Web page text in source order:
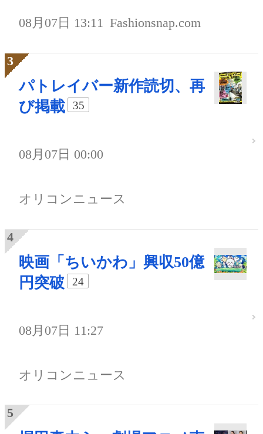
08月07日 13:11 Fashionsnap.com
パトレイバー新作読切、再
び掲載
35
08月07日 00:00
オリコンニュース
映画「ちいかわ」興収50億
円突破
24
08月07日 11:27
オリコンニュース